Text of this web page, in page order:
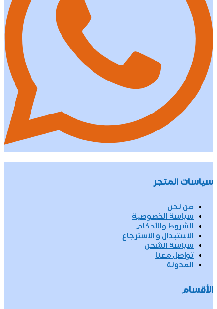
سياسات المتجر
من نحن
سياسة الخصوصية
الشروط والأحكام
الاستبدال و الاسترجاع
سياسة الشحن
تواصل معنا
المدونة
الأقسام